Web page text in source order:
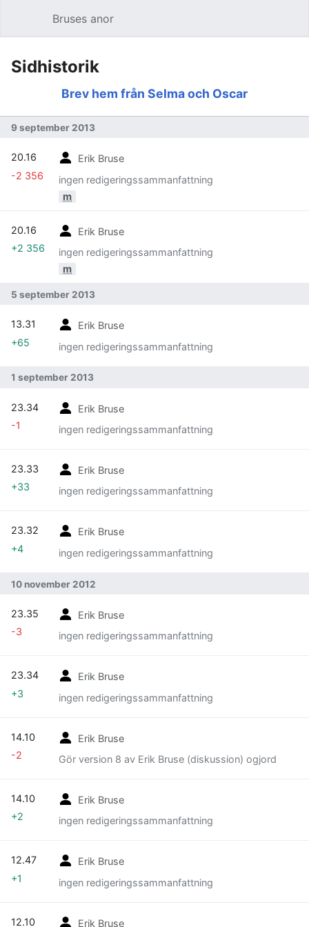
Bruses anor
Sidhistorik
Brev hem från Selma och Oscar
9 september 2013
Erik Bruse
ingen redigeringssammanfattning
m
20.16
-2 356
Erik Bruse
ingen redigeringssammanfattning
m
20.16
+2 356
5 september 2013
Erik Bruse
ingen redigeringssammanfattning
13.31
+65
1 september 2013
Erik Bruse
ingen redigeringssammanfattning
23.34
-1
Erik Bruse
ingen redigeringssammanfattning
23.33
+33
Erik Bruse
ingen redigeringssammanfattning
23.32
+4
10 november 2012
Erik Bruse
ingen redigeringssammanfattning
23.35
-3
Erik Bruse
ingen redigeringssammanfattning
23.34
+3
Erik Bruse
Gör version 8 av Erik Bruse (diskussion) ogjord
14.10
-2
Erik Bruse
ingen redigeringssammanfattning
14.10
+2
Erik Bruse
ingen redigeringssammanfattning
12.47
+1
Erik Bruse
12.10